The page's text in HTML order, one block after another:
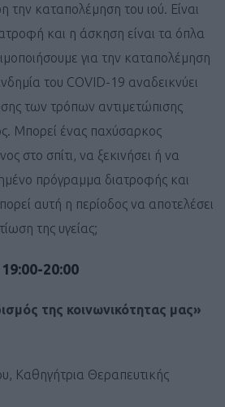
την καταπολέμηση του ιού. Είναι
και η άσκηση είναι τα όπλα
για την καταπολέμηση
του COVID-19 αναδεικνύει
των τρόπων αντιμετώπισης
Μπορεί ένας παχύσαρκος
στο σπίτι, να ξεκινήσει ή να
πρόγραμμα διατροφής και
αυτή η περίοδος να αποτελέσει
της υγείας;
20:00
της κοινωνικότητας μας»
Καθηγήτρια Θεραπευτικής